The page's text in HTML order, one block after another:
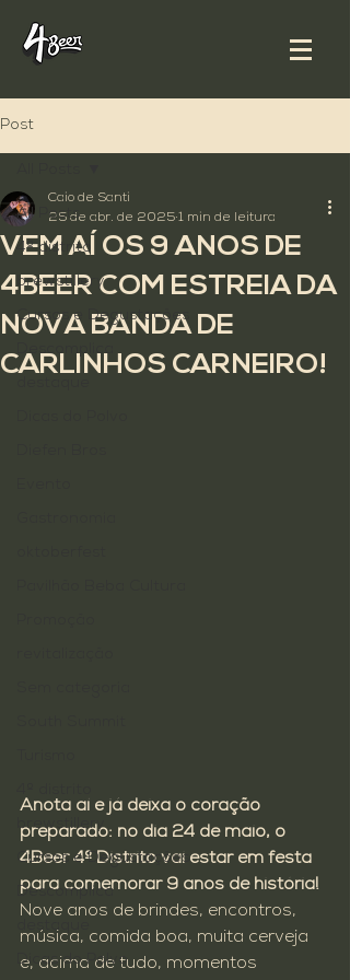
Post
All Posts
4º distrito
brewstillery
Cursos e Degustações
Descomplica
brewstillery
Cursos e Degustações
Descomplica
destaque
Dicas do Polvo
VEM AÍ OS 9 ANOS DE
4BEER COM ESTREIA DA
NOVA BANDA DE
CARLINHOS CARNEIRO!
Caio de Santi
25 de abr. de 2025 1 min de leitura
Anota aí e já deixa o coração
preparado: no dia 24 de maio, o
4Beer 4º Distrito vai estar em festa
para comemorar 9 anos de história!
Nove anos de brindes, encontros,
música, comida boa, muita cerveja
e, acima de tudo, momentos